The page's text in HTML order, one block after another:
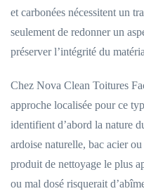
et carbonées nécessitent un
seulement de redonner un
préserver l’intégrité du
Chez Nova Clean Toitures
approche localisée pour ce
identifient d’abord la nature
ardoise naturelle, bac acier
produit de nettoyage le plus
ou mal dosé risquerait